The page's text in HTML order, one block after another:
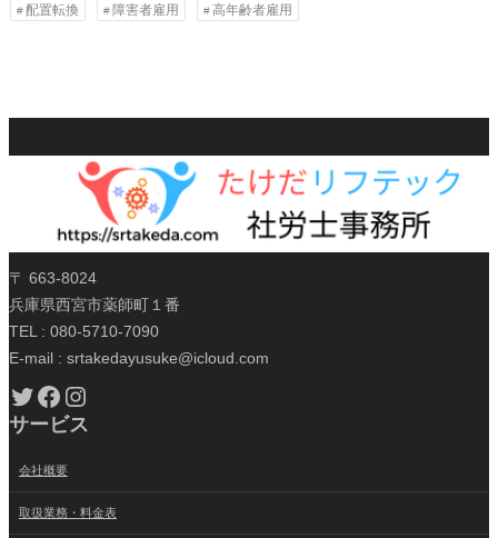
配置転換
障害者雇用 高年齢者雇用
〒 663-8024
兵庫県西宮市薬師町１番
TEL : 080-5710-7090
E-mail : srtakedayusuke@icloud.com
Twitter Facebook Instagram
サービス
会社概要
取扱業務・料金表